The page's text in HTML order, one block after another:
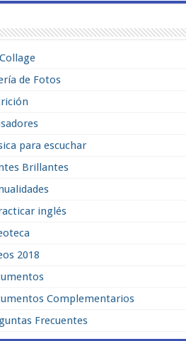
de Fotos
para escuchar
Brillantes
inglés
2018
Complementarios
Frecuentes